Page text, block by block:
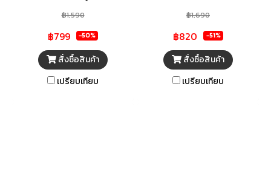
฿1,590
฿799 -50%
สั่งซื้อสินค้า
เปรียบเทียบ
หลายในเวลาเดียวกันด้วยหม้อสุกี้
เคลือบ Non-Stick ใช้งานง่าย
ด้วยหัวเตาแบบแยก 2 ฟังก์ชัน มา
พร้อมขนาดกะทัดรัดที่ช่วยเพิ่ม
ความสะดวกในการเคลื่อนย้าย
฿1,690
฿820 -51%
สั่งซื้อสินค้า
เปรียบเทียบ